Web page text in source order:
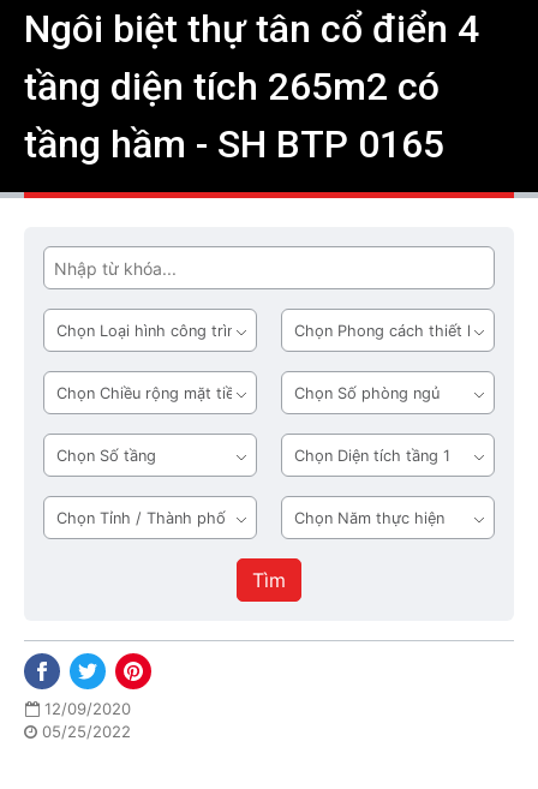
Ngôi biệt thự tân cổ điển 4
tầng diện tích 265m2 có
tầng hầm - SH BTP 0165
Tìm
Loại
hình
công
trình
Phong
cách
thiết
kế
Chiều
rộng
mặt
tiền
Số
phòng
ngủ
Số
tầng
Diện
tích
tầng
1
Tỉnh
/
Năm
thực
hiện
Tìm
12/09/2020
05/25/2022